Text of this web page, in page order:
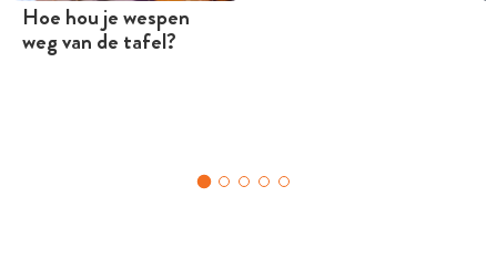
Hoe hou je wespen
weg van de tafel?